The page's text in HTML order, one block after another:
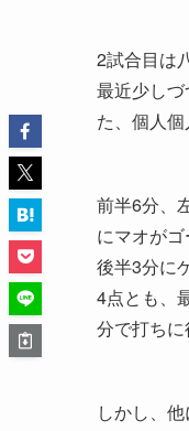
2試合目は
最近少し
た、個人
前半6分、
にマオがゴ
後半3分に
4点とも、
分で打ちに
しかし、